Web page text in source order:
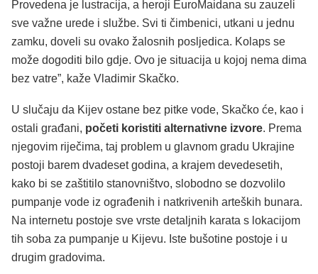
Provedena je lustracija, a heroji EuroMaidana su zauzeli
sve važne urede i službe. Svi ti čimbenici, utkani u jednu
zamku, doveli su ovako žalosnih posljedica. Kolaps se
može dogoditi bilo gdje. Ovo je situacija u kojoj nema dima
bez vatre”, kaže Vladimir Skačko.
U slučaju da Kijev ostane bez pitke vode, Skačko će, kao i
ostali građani, početi koristiti alternativne izvore. Prema
njegovim riječima, taj problem u glavnom gradu Ukrajine
postoji barem dvadeset godina, a krajem devedesetih,
kako bi se zaštitilo stanovništvo, slobodno se dozvolilo
pumpanje vode iz ograđenih i natkrivenih arteških bunara.
Na internetu postoje sve vrste detaljnih karata s lokacijom
tih soba za pumpanje u Kijevu. Iste bušotine postoje i u
drugim gradovima.